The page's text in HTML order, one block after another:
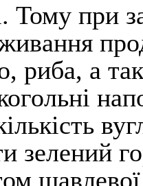
Тому при
риба, а
зелений